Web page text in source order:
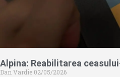
Alpina: Reabilitarea
Dan Vardie 02/05/2026